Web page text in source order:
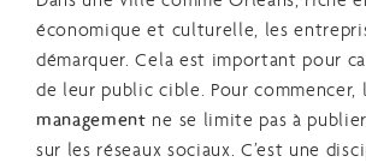
économique et culturelle, les
démarquer. Cela est important pour
de leur public cible. Pour commencer,
management ne se limite pas à
sur les réseaux sociaux. C’est une